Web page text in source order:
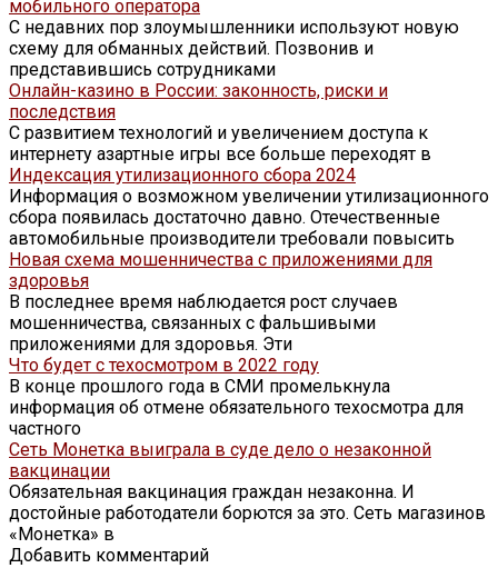
мобильного оператора
С недавних пор злоумышленники используют новую
схему для обманных действий. Позвонив и
представившись сотрудниками
Онлайн-казино в России: законность, риски и
последствия
С развитием технологий и увеличением доступа к
интернету азартные игры все больше переходят в
Индексация утилизационного сбора 2024
Информация о возможном увеличении утилизационного
сбора появилась достаточно давно. Отечественные
автомобильные производители требовали повысить
Новая схема мошенничества с приложениями для
здоровья
В последнее время наблюдается рост случаев
мошенничества, связанных с фальшивыми
приложениями для здоровья. Эти
Что будет с техосмотром в 2022 году
В конце прошлого года в СМИ промелькнула
информация об отмене обязательного техосмотра для
частного
Сеть Монетка выиграла в суде дело о незаконной
вакцинации
Обязательная вакцинация граждан незаконна. И
достойные работодатели борются за это. Сеть магазинов
«Монетка» в
Добавить комментарий